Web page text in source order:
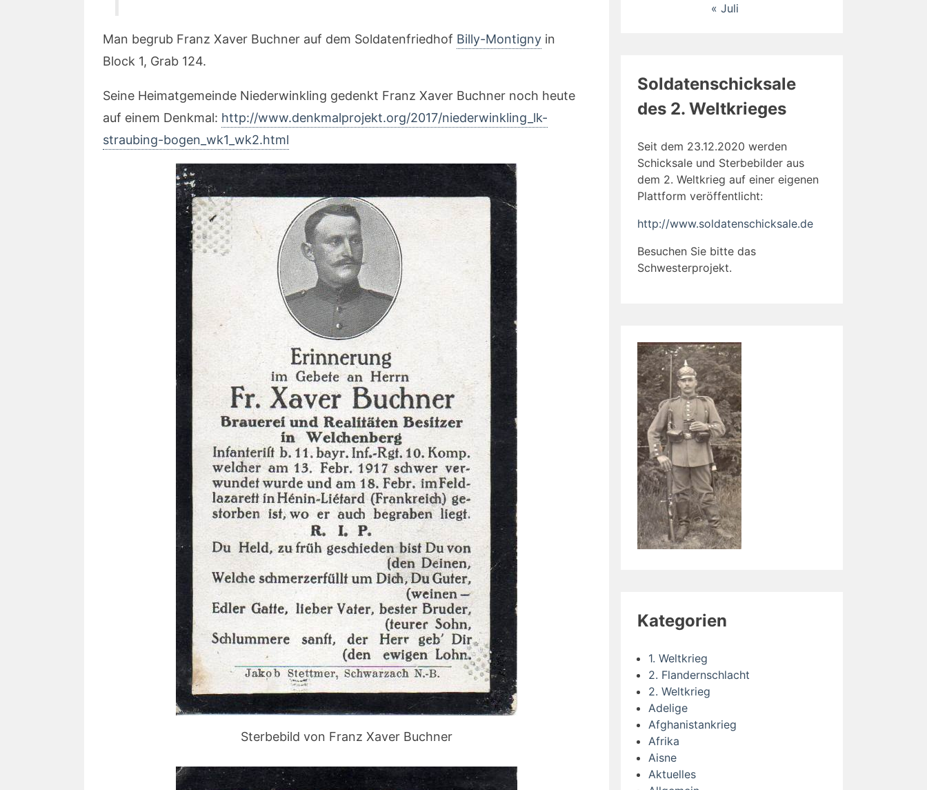
Man begrub Franz Xaver Buchner auf dem Soldatenfriedhof Billy-Montigny in
Block 1, Grab 124.
Seine Heimatgemeinde Niederwinkling gedenkt Franz Xaver Buchner noch heute
auf einem Denkmal: http://www.denkmalprojekt.org/2017/niederwinkling_lk-
straubing-bogen_wk1_wk2.html
Sterbebild von Franz Xaver Buchner
« Juli
Soldatenschicksale
des 2. Weltkrieges
Seit dem 23.12.2020 werden
Schicksale und Sterbebilder aus
dem 2. Weltkrieg auf einer eigenen
Plattform veröffentlicht:
http://www.soldatenschicksale.de
Besuchen Sie bitte das
Schwesterprojekt.
Kategorien
1. Weltkrieg
2. Flandernschlacht
2. Weltkrieg
Adelige
Afghanistankrieg
Afrika
Aisne
Aktuelles